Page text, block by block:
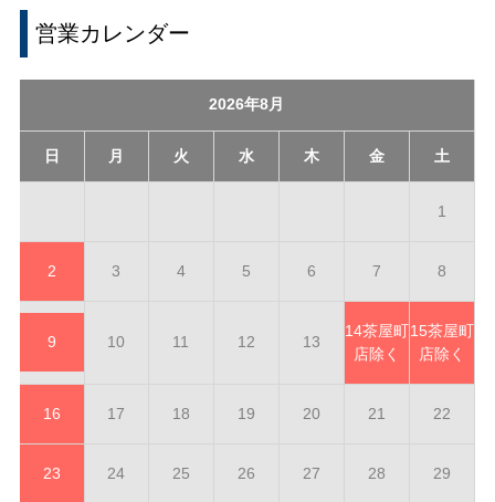
営業カレンダー
2026年8月
日 月 火 水 木 金 土
1
2 3 4 5 6 7 8
9 10 11 12 13
14茶屋町
店除く
15茶屋町
店除く
16 17 18 19 20 21 22
23 24 25 26 27 28 29